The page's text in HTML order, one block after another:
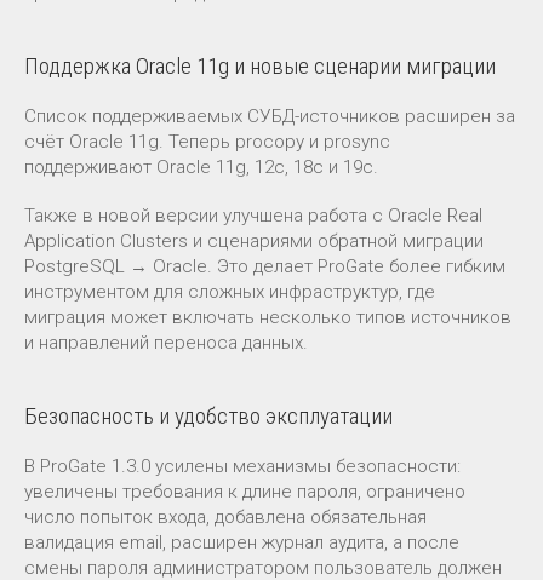
Поддержка Oracle 11g и новые сценарии миграции
Список поддерживаемых СУБД-источников расширен за
счёт Oracle 11g. Теперь procopy и prosync
поддерживают Oracle 11g, 12c, 18c и 19c.
Также в новой версии улучшена работа с Oracle Real
Application Clusters и сценариями обратной миграции
PostgreSQL → Oracle. Это делает ProGate более гибким
инструментом для сложных инфраструктур, где
миграция может включать несколько типов источников
и направлений переноса данных.
Безопасность и удобство эксплуатации
В ProGate 1.3.0 усилены механизмы безопасности:
увеличены требования к длине пароля, ограничено
число попыток входа, добавлена обязательная
валидация email, расширен журнал аудита, а после
смены пароля администратором пользователь должен